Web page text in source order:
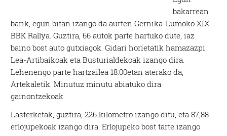
bakarrean
barik, egun bitan izango da aurten Gernika-Lumoko XIX.
BBK Rallya. Guztira, 66 autok parte hartuko dute, iaz
baino bost auto gutxiagok. Gidari horietatik hamazazpi
Lea-Artibaikoak eta Busturialdekoak izango dira.
Lehenengo parte hartzailea 18:00etan aterako da,
Artekaletik. Minutuz minutu abiatuko dira
gainontzekoak.
Lasterketak, guztira, 226 kilometro izango ditu, eta 87,88
erlojupekoak izango dira. Erlojupeko bost tarte izango